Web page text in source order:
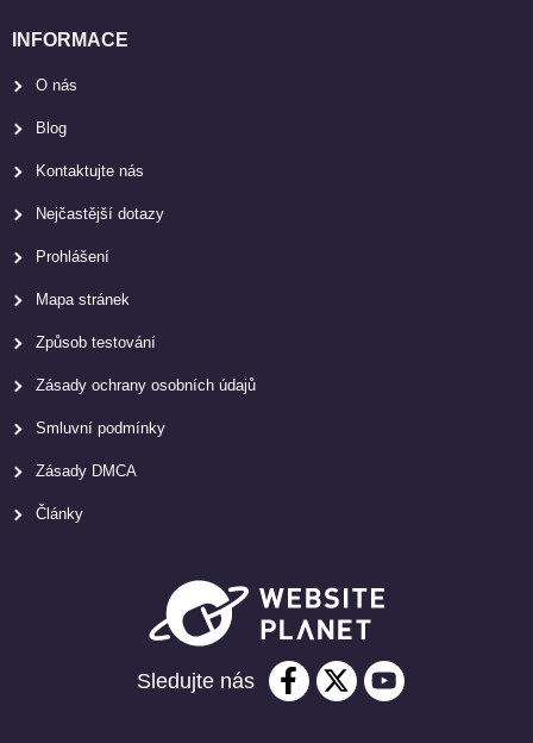
INFORMACE
O nás
Blog
Kontaktujte nás
Nejčastější dotazy
Prohlášení
Mapa stránek
Způsob testování
Zásady ochrany osobních údajů
Smluvní podmínky
Zásady DMCA
Články
Sledujte nás